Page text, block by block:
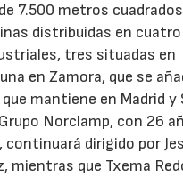
7.500 metros
distribuidas en cuatro
tres situadas en
en Zamora, que se
mantiene en Madrid y
Norclamp, con 26
dirigido por
mientras que Txema